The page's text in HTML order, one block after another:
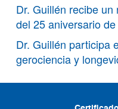
Dr. Guillén recibe
del 25 aniversario
Dr. Guillén participa
gerociencia y